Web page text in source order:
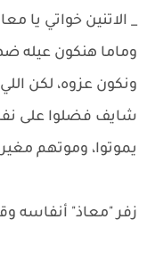
_ الاتنين خواتي يا
وماما هنكون
ونكون عزوه، لكن
شايف فضلوا على
يموتوا، وموتهم
زفر "معاذ" أنفاسه